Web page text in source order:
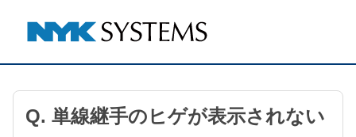
Q. 単線継手のヒゲが表示されない